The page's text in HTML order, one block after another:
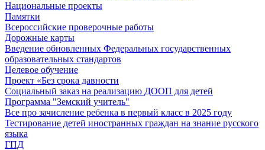
Национальные проекты
Памятки
Всероссийские проверочные работы
Дорожные карты
Введение обновленных Федеральных государственных
образовательных стандартов
Целевое обучение
Проект «Без срока давности
Социальный заказ на реализацию ДООП для детей
Программа "Земский учитель"
Все про зачисление ребенка в первый класс в 2025 году
Тестирование детей иностранных граждан на знание русского
языка
ГПД